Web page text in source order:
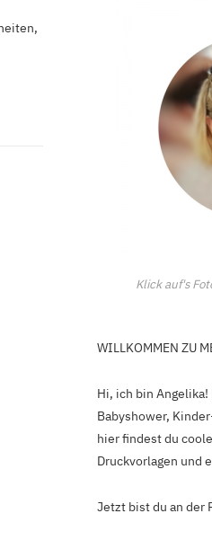
Klick auf's
WILLKOMMEN ZU
Hi, ich bin
Babyshower,
hier findest du
Druckvorlagen und
Jetzt bist du an der